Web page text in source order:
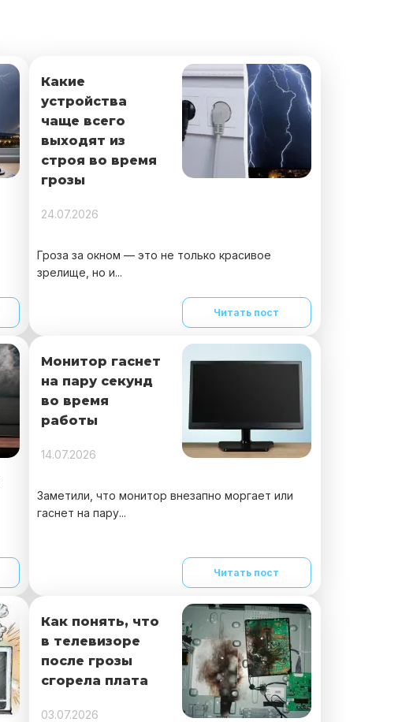
Какие
устройства
чаще всего
выходят из
строя во время
грозы
24.07.2026
Гроза за окном — это не только красивое
зрелище, но и...
Читать пост
Монитор гаснет
на пару секунд
во время
работы
14.07.2026
Заметили, что монитор внезапно моргает или
гаснет на пару...
Читать пост
Как понять, что
в телевизоре
после грозы
сгорела плата
03.07.2026